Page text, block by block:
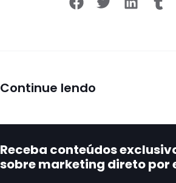
Continue lendo
Receba conteúdos
sobre marketing direto por